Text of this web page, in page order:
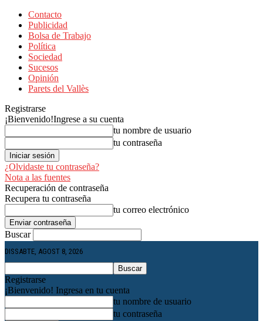
Contacto
Publicidad
Bolsa de Trabajo
Política
Sociedad
Sucesos
Opinión
Parets del Vallès
Registrarse
¡Bienvenido!Ingrese a su cuenta
tu nombre de usuario
tu contraseña
¿Olvidaste tu contraseña?
Nota a las fuentes
Recuperación de contraseña
Recupera tu contraseña
tu correo electrónico
Buscar
DISSABTE, AGOST 8, 2026
Registrarse
¡Bienvenido! Ingresa en tu cuenta
tu nombre de usuario
tu contraseña